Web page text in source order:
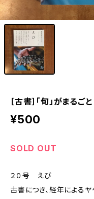
［古書］「旬」がまる
¥500
SOLD OUT
２０号 えび
古書につき、経年によるヤ